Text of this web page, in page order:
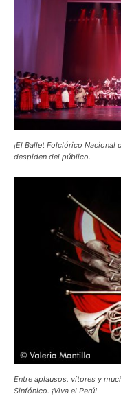
¡El Ballet Folclórico Nacional
despiden del público.
Entre aplausos, vítores y
Sinfónico. ¡Viva el Perú!